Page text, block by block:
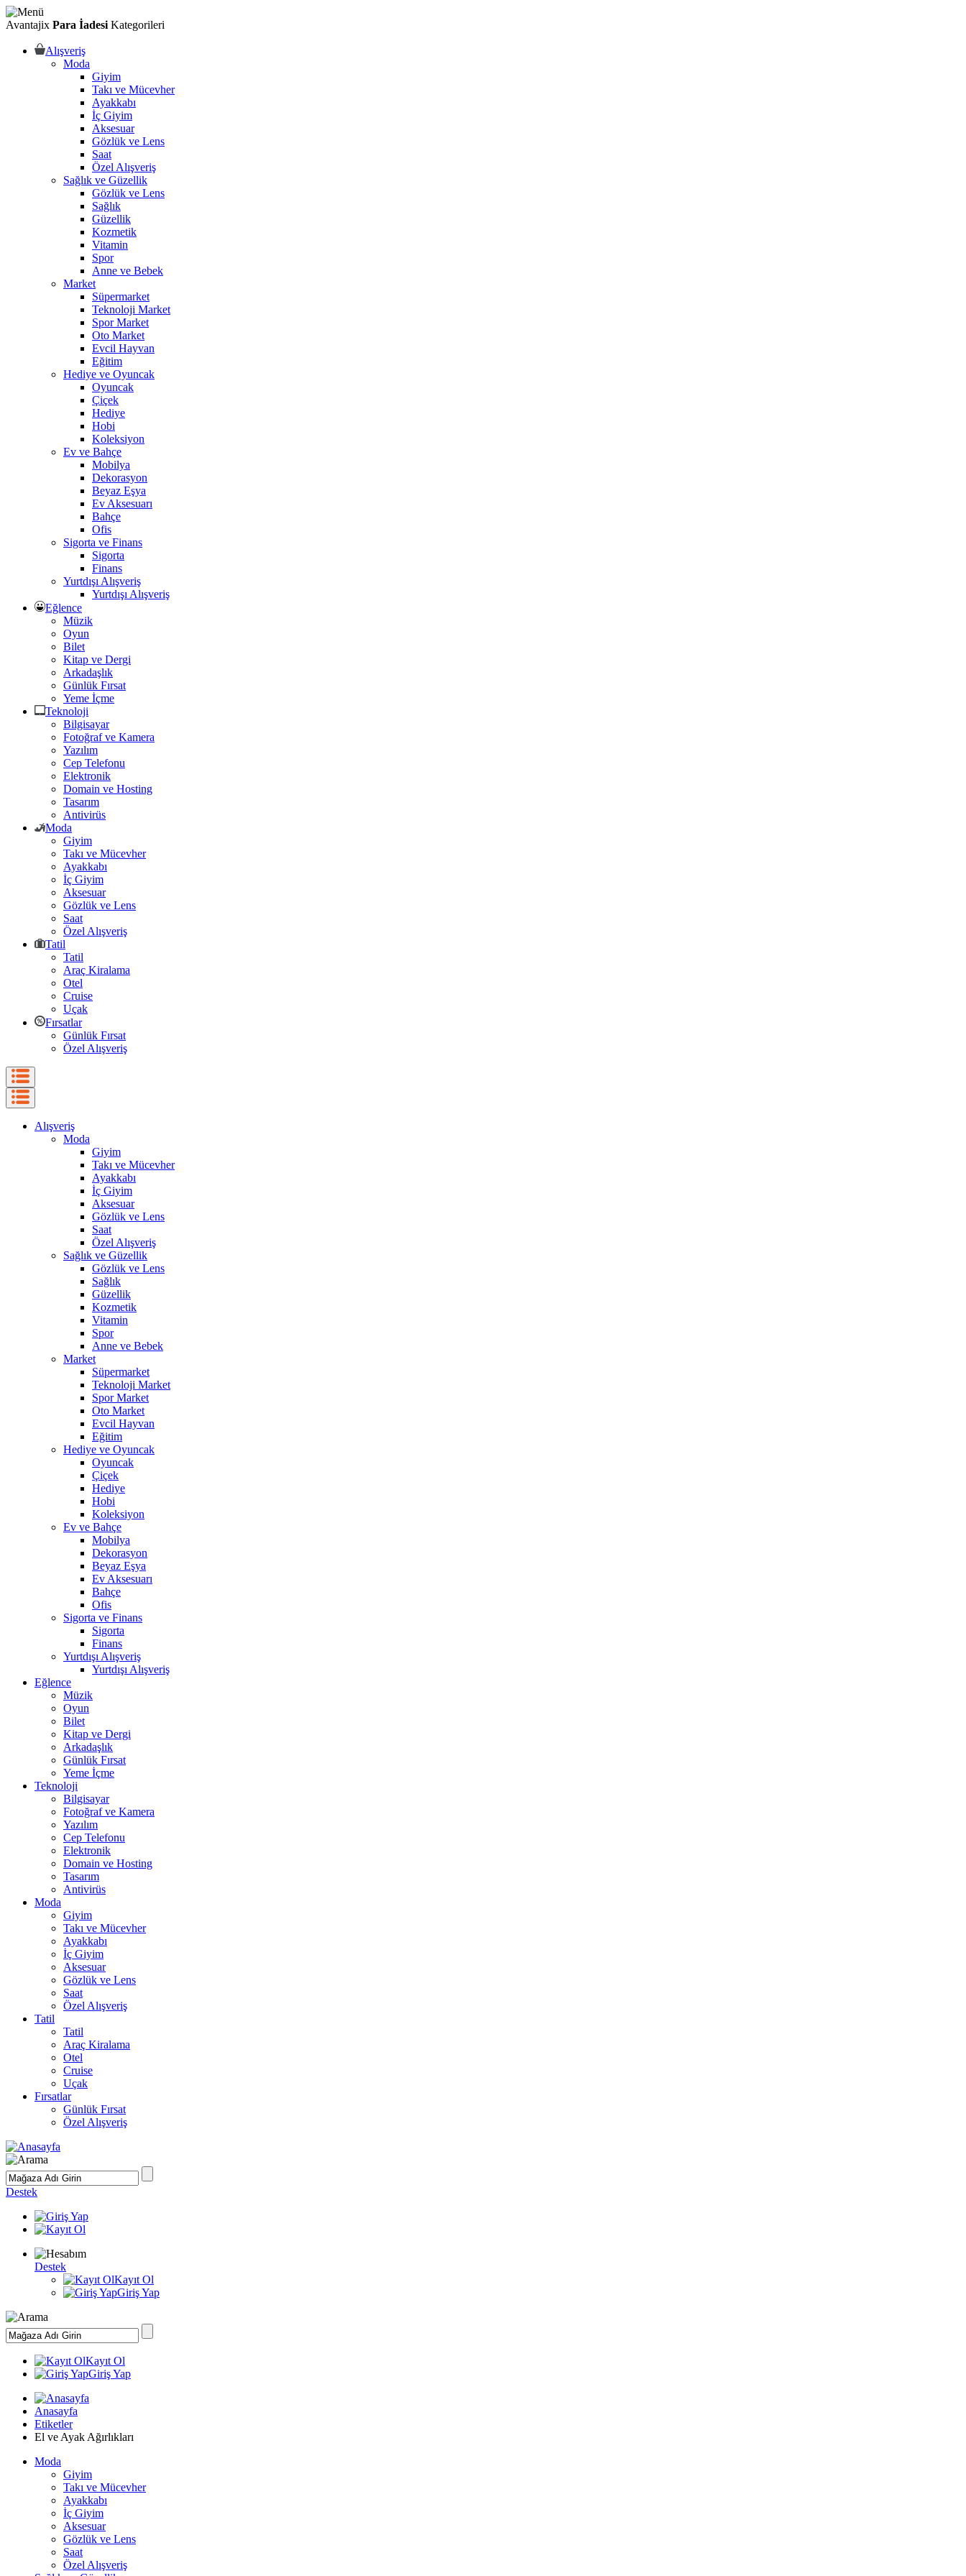
Avantajix Para İadesi Kategorileri
Alışveriş
Moda
Giyim
Takı ve Mücevher
Ayakkabı
İç Giyim
Aksesuar
Gözlük ve Lens
Saat
Özel Alışveriş
Sağlık ve Güzellik
Gözlük ve Lens
Sağlık
Güzellik
Kozmetik
Vitamin
Spor
Anne ve Bebek
Market
Süpermarket
Teknoloji Market
Spor Market
Oto Market
Evcil Hayvan
Eğitim
Hediye ve Oyuncak
Oyuncak
Çiçek
Hediye
Hobi
Koleksiyon
Ev ve Bahçe
Mobilya
Dekorasyon
Beyaz Eşya
Ev Aksesuarı
Bahçe
Ofis
Sigorta ve Finans
Sigorta
Finans
Yurtdışı Alışveriş
Yurtdışı Alışveriş
Eğlence
Müzik
Oyun
Bilet
Kitap ve Dergi
Arkadaşlık
Günlük Fırsat
Yeme İçme
Teknoloji
Bilgisayar
Fotoğraf ve Kamera
Yazılım
Cep Telefonu
Elektronik
Domain ve Hosting
Tasarım
Antivirüs
Moda
Giyim
Takı ve Mücevher
Ayakkabı
İç Giyim
Aksesuar
Gözlük ve Lens
Saat
Özel Alışveriş
Tatil
Tatil
Araç Kiralama
Otel
Cruise
Uçak
Fırsatlar
Günlük Fırsat
Özel Alışveriş
Alışveriş
Moda
Giyim
Takı ve Mücevher
Ayakkabı
İç Giyim
Aksesuar
Gözlük ve Lens
Saat
Özel Alışveriş
Sağlık ve Güzellik
Gözlük ve Lens
Sağlık
Güzellik
Kozmetik
Vitamin
Spor
Anne ve Bebek
Market
Süpermarket
Teknoloji Market
Spor Market
Oto Market
Evcil Hayvan
Eğitim
Hediye ve Oyuncak
Oyuncak
Çiçek
Hediye
Hobi
Koleksiyon
Ev ve Bahçe
Mobilya
Dekorasyon
Beyaz Eşya
Ev Aksesuarı
Bahçe
Ofis
Sigorta ve Finans
Sigorta
Finans
Yurtdışı Alışveriş
Yurtdışı Alışveriş
Eğlence
Müzik
Oyun
Bilet
Kitap ve Dergi
Arkadaşlık
Günlük Fırsat
Yeme İçme
Teknoloji
Bilgisayar
Fotoğraf ve Kamera
Yazılım
Cep Telefonu
Elektronik
Domain ve Hosting
Tasarım
Antivirüs
Moda
Giyim
Takı ve Mücevher
Ayakkabı
İç Giyim
Aksesuar
Gözlük ve Lens
Saat
Özel Alışveriş
Tatil
Tatil
Araç Kiralama
Otel
Cruise
Uçak
Fırsatlar
Günlük Fırsat
Özel Alışveriş
Destek
Destek
Kayıt Ol
Giriş Yap
Kayıt Ol
Giriş Yap
Anasayfa
Etiketler
El ve Ayak Ağırlıkları
Moda
Giyim
Takı ve Mücevher
Ayakkabı
İç Giyim
Aksesuar
Gözlük ve Lens
Saat
Özel Alışveriş